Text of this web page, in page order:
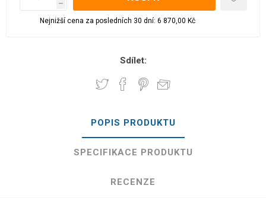
h
Nejnižší cena za posledních 30 dní: 6 870,00 Kč
Sdílet:
POPIS PRODUKTU
SPECIFIKACE PRODUKTU
RECENZE